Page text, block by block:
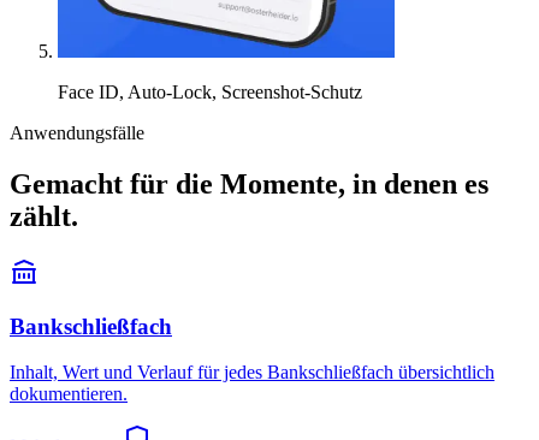
Face ID, Auto-Lock, Screenshot-Schutz
Anwendungsfälle
Gemacht für die Momente, in denen es
zählt.
Bankschließfach
Inhalt, Wert und Verlauf für jedes Bankschließfach übersichtlich
dokumentieren.